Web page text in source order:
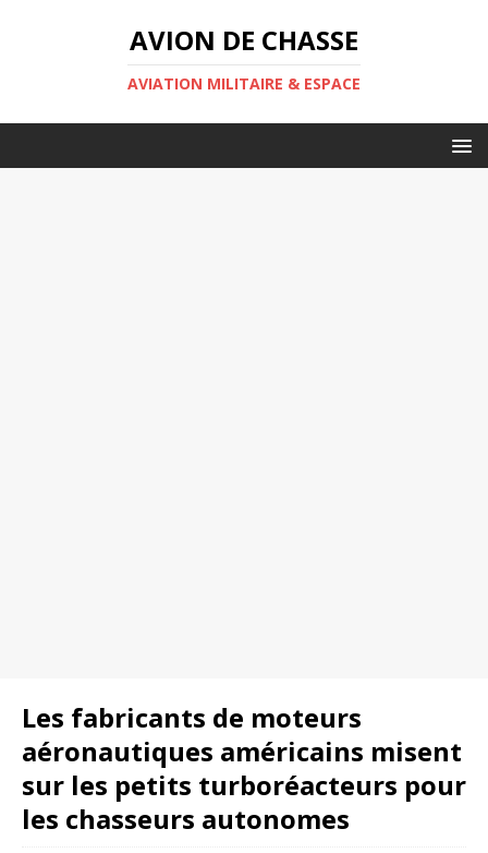
AVION DE CHASSE
AVIATION MILITAIRE & ESPACE
Les fabricants de moteurs
aéronautiques américains misent
sur les petits turboréacteurs pour
les chasseurs autonomes